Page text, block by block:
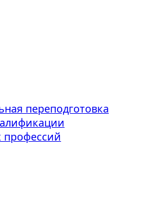
переподготовка
профессий